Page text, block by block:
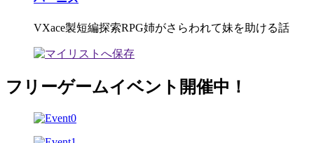
VXace製短編探索RPG姉がさらわれて妹を助ける話
フリーゲームイベント開催中！